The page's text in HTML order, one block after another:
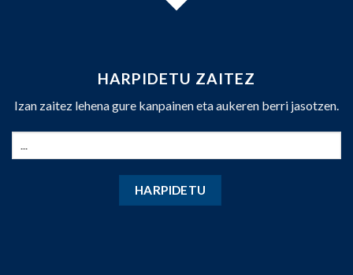
HARPIDETU ZAITEZ
Izan zaitez lehena gure kanpainen eta aukeren berri jasotzen.